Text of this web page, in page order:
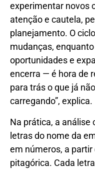
experimentar novos
atenção e cautela,
planejamento. O
mudanças,
oportunidades e
encerra — é hora de
para trás o que já
carregando”, explica.
Na prática, a análise
letras do nome da
em números, a
pitagórica. Cada